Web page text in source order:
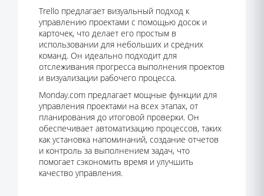
Trello предлагает визуальный подход к
управлению проектами с помощью досок и
карточек, что делает его простым в
использовании для небольших и средних
команд. Он идеально подходит для
отслеживания прогресса выполнения проектов
и визуализации рабочего процесса.
Monday.com предлагает мощные функции для
управления проектами на всех этапах, от
планирования до итоговой проверки. Он
обеспечивает автоматизацию процессов, таких
как установка напоминаний, создание отчетов
и контроль за выполнением задач, что
помогает сэкономить время и улучшить
качество управления.